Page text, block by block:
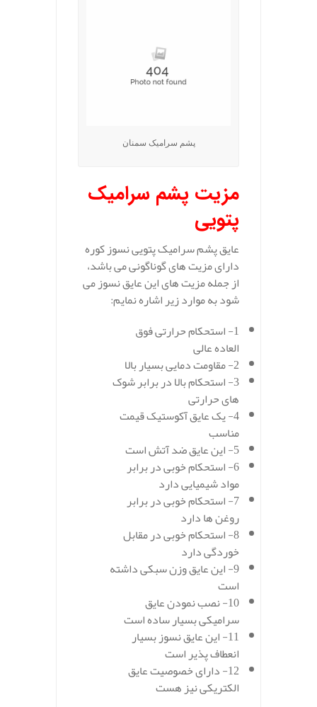
پشم سرامیک سمنان
مزیت پشم سرامیک
پتویی
عایق پشم سرامیک پتویی نسوز کوره
دارای مزیت های گوناگونی می باشد،
از جمله مزیت های این عایق نسوز می
شود به موارد زیر اشاره نمایم:
1- استحکام حرارتی فوق
العاده عالی
2- مقاومت دمایی بسیار بالا
3- استحکام بالا در برابر شوک
های حرارتی
4- یک عایق آکوستیک قیمت
مناسب
5- این عایق ضد آتش است
6- استحکام خوبی در برابر
مواد شیمیایی دارد
7- استحکام خوبی در برابر
روغن ها دارد
8- استحکام خوبی در مقابل
خوردگی دارد
9- این عایق وزن سبکی داشته
است
10- نصب نمودن عایق
سرامیکی بسیار ساده است
11- این عایق نسوز بسیار
انعطاف پذیر است
12- دارای خصوصیت عایق
الکتریکی نیز هست